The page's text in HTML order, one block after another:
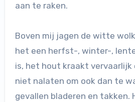
aan te raken.
Boven mij jagen de witte
het een herfst-, winter-,
is, het hout kraakt vervaarlijk
niet nalaten om ook dan te
gevallen bladeren en takken.